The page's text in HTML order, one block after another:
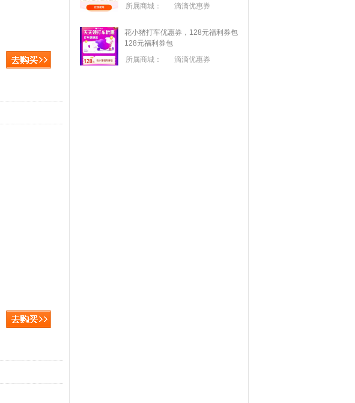
所属商城：
滴滴优惠券
花小猪打车优惠券，128元福利券包
128元福利券包
所属商城：
滴滴优惠券